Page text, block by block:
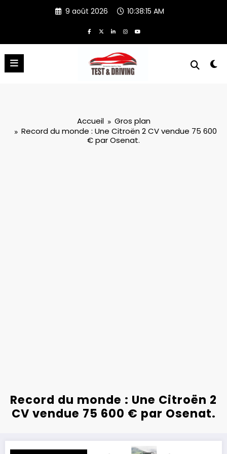
9 août 2026 10:38:16 AM
Accueil
Gros plan
Record du monde : Une Citroën 2 CV vendue 75 600
€ par Osenat.
Record du monde : Une Citroën 2
CV vendue 75 600 € par Osenat.